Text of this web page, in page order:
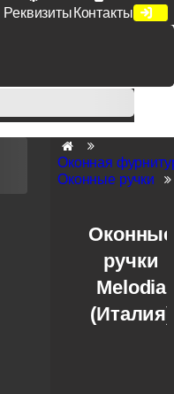
Реквизиты Контакты
заказе от 50 тыс. руб
Melodia, Forme при
Оконная
Оконные ручки
Оконные
ручки
Melodia
(Италия)